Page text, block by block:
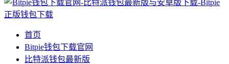
首页
Bitpie钱包下载官网
比特派钱包最新版